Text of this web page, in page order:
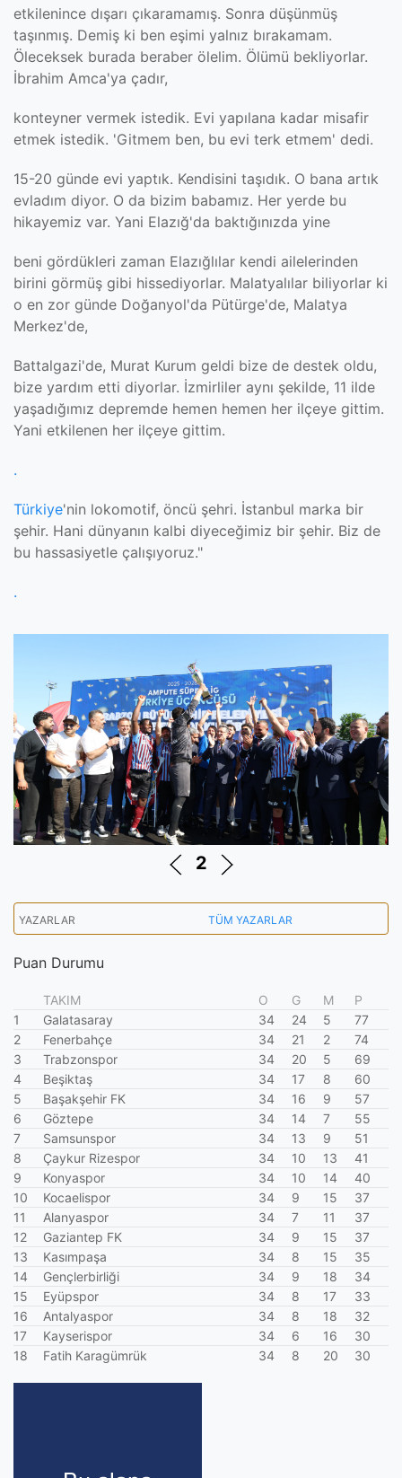
etkilenince dışarı çıkaramamış. Sonra düşünmüş
taşınmış. Demiş ki ben eşimi yalnız bırakamam.
Öleceksek burada beraber ölelim. Ölümü bekliyorlar.
İbrahim Amca'ya çadır,
konteyner vermek istedik. Evi yapılana kadar misafir
etmek istedik. 'Gitmem ben, bu evi terk etmem' dedi.
15-20 günde evi yaptık. Kendisini taşıdık. O bana artık
evladım diyor. O da bizim babamız. Her yerde bu
hikayemiz var. Yani Elazığ'da baktığınızda yine
beni gördükleri zaman Elazığlılar kendi ailelerinden
birini görmüş gibi hissediyorlar. Malatyalılar biliyorlar ki
o en zor günde Doğanyol'da Pütürge'de, Malatya
Merkez'de,
Battalgazi'de, Murat Kurum geldi bize de destek oldu,
bize yardım etti diyorlar. İzmirliler aynı şekilde, 11 ilde
yaşadığımız depremde hemen hemen her ilçeye gittim.
Yani etkilenen her ilçeye gittim.
.
Türkiye'nin lokomotif, öncü şehri. İstanbul marka bir
şehir. Hani dünyanın kalbi diyeceğimiz bir şehir. Biz de
bu hassasiyetle çalışıyoruz."
.
2
YAZARLAR TÜM YAZARLAR
Puan Durumu
TAKIM O G M
P
1
Galatasaray 34 24 5
77
2
Fenerbahçe 34 21 2
74
3
Trabzonspor 34 20 5
69
4
Beşiktaş 34 17 8
60
5
Başakşehir FK 34 16 9
57
6
Göztepe 34 14 7
55
7
Samsunspor 34 13 9
51
8
Çaykur Rizespor 34 10 13
41
9
Konyaspor 34 10 14
40
10
Kocaelispor 34 9 15
37
11
Alanyaspor 34 7 11
37
12
Gaziantep FK 34 9 15
37
13
Kasımpaşa 34 8 15
35
14
Gençlerbirliği 34 9 18
34
15
Eyüpspor 34 8 17
33
16
Antalyaspor 34 8 18
32
17
Kayserispor 34 6 16
30
18
Fatih Karagümrük 34 8 20 30